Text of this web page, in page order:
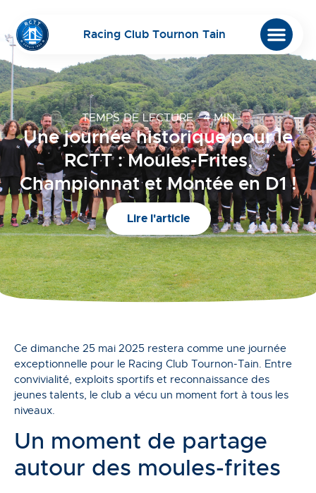
Racing Club Tournon Tain
TEMPS DE LECTURE : 4 MIN
Une journée historique pour le
RCTT : Moules-Frites,
Championnat et Montée en D1 !
Lire l'article
Ce dimanche 25 mai 2025 restera comme une journée
exceptionnelle pour le Racing Club Tournon-Tain. Entre
convivialité, exploits sportifs et reconnaissance des
jeunes talents, le club a vécu un moment fort à tous les
niveaux.
Un moment de partage
autour des moules-frites